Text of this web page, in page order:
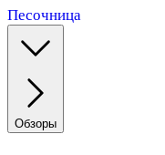
Песочница
Обзоры